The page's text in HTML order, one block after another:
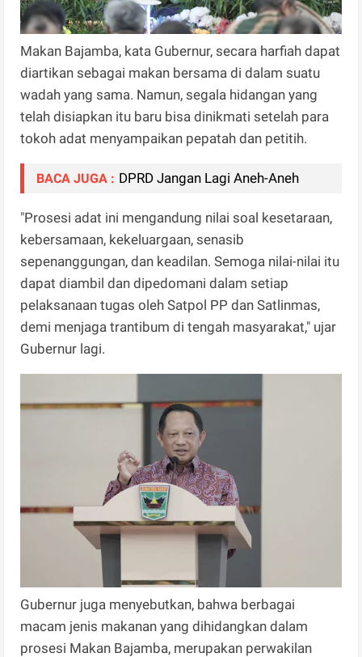
Makan Bajamba, kata Gubernur, secara harfiah dapat
diartikan sebagai makan bersama di dalam suatu
wadah yang sama. Namun, segala hidangan yang
telah disiapkan itu baru bisa dinikmati setelah para
tokoh adat menyampaikan pepatah dan petitih.
BACA JUGA : DPRD Jangan Lagi Aneh-Aneh
"Prosesi adat ini mengandung nilai soal kesetaraan,
kebersamaan, kekeluargaan, senasib
sepenanggungan, dan keadilan. Semoga nilai-nilai itu
dapat diambil dan dipedomani dalam setiap
pelaksanaan tugas oleh Satpol PP dan Satlinmas,
demi menjaga trantibum di tengah masyarakat," ujar
Gubernur lagi.
Gubernur juga menyebutkan, bahwa berbagai
macam jenis makanan yang dihidangkan dalam
prosesi Makan Bajamba, merupakan perwakilan